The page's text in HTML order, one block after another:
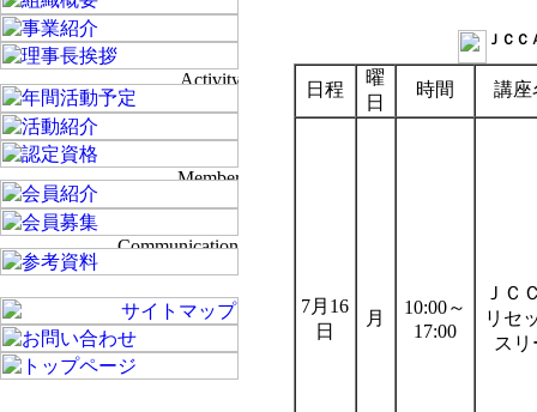
ＪＣＣ
日程
曜
日
時間 講座
7月16
日
月
10:00～
17:00
ＪＣ
リセ
スリ